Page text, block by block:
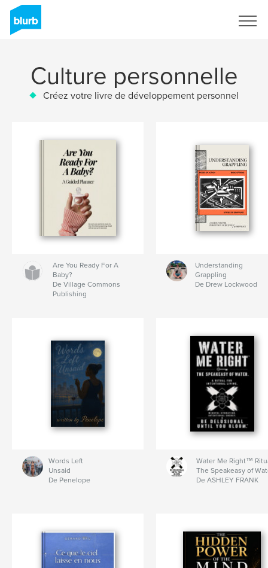
Culture personnelle
Créez votre livre de développement personnel
Are You Ready For A
Baby?
De Village Commons
Publishing
Understanding
Grappling
De Drew Lockwood
Words Left
Unsaid
De Penelope
Water Me Right™
The Speakeasy of
De ASHLEY FRANK